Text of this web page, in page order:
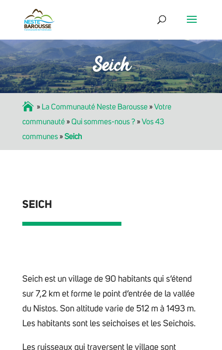
Seich
Accueil » La Communauté Neste Barousse»Votre
communauté»Qui sommes-nous ?»Vos 43
communes»Seich
SEICH
Seich est un village de 90 habitants qui s’étend
sur 7,2 km et forme le point d’entrée de la vallée
du Nistos. Son altitude varie de 512 m à 1493 m.
Les habitants sont les seichoises et les Seichois.
Les ruisseaux qui traversent le village sont